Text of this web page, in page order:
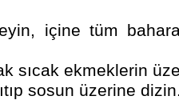
içine tüm
sıcak ekmeklerin
sosun üzerine